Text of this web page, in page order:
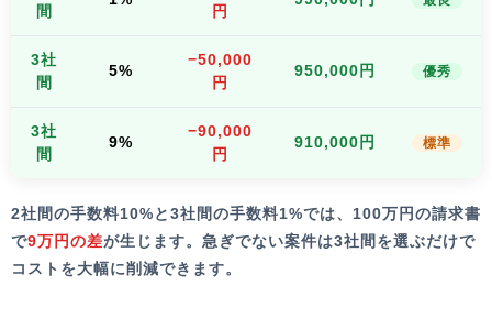
間
円
3社
間
5%
−50,000
円
950,000円 優秀
3社
間
9%
−90,000
円
910,000円 標準
2社間の手数料10%と3社間の手数料1%では、100万円の請求書
で9万円の差が生じます。急ぎでない案件は3社間を選ぶだけで
コストを大幅に削減できます。